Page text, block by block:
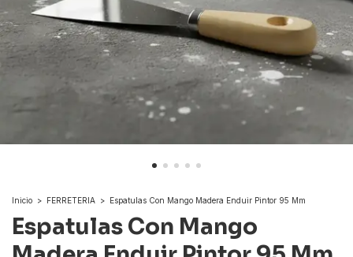
Inicio > FERRETERIA > Espatulas Con Mango Madera Enduir Pintor 95 Mm
Espatulas Con Mango